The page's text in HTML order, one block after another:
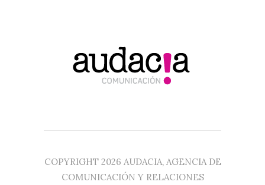
COPYRIGHT 2026 AUDACIA, AGENCIA DE
COMUNICACIÓN Y RELACIONES